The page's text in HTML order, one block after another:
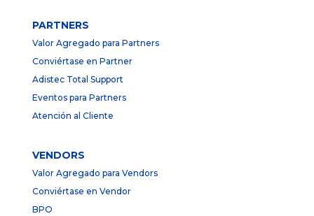
PARTNERS
Valor Agregado para Partners
Conviértase en Partner
Adistec Total Support
Eventos para Partners
Atención al Cliente
VENDORS
Valor Agregado para Vendors
Conviértase en Vendor
BPO